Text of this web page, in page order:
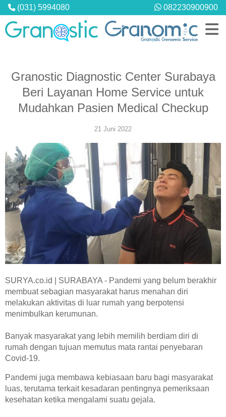
(031) 5994080 082230900900
PROFIL
Granostic Diagnostic Center
Granostic Medical Center
Hubungi Kami
LAYANAN
Pemeriksaan Laboratorium
MCU Perusahaan
Konsultasi & Telekonsultasi
Home Service
Hasil Pemeriksaan
Hasil MCU Perusahaan
KABAR TERBARU
Semua Berita
Promo
Berita
Edukasi
Penghargaan
Webinar
Granostic Diagnostic Center Surabaya
Beri Layanan Home Service untuk
Mudahkan Pasien Medical Checkup
21 Juni 2022
SURYA.co.id | SURABAYA - Pandemi yang belum berakhir
membuat sebagian masyarakat harus menahan diri
melakukan aktivitas di luar rumah yang berpotensi
menimbulkan kerumunan.
Banyak masyarakat yang lebih memilih berdiam diri di
rumah dengan tujuan memutus mata rantai penyebaran
Covid-19.
Pandemi juga membawa kebiasaan baru bagi masyarakat
luas, terutama terkait kesadaran pentingnya pemeriksaan
kesehatan ketika mengalami suatu gejala.